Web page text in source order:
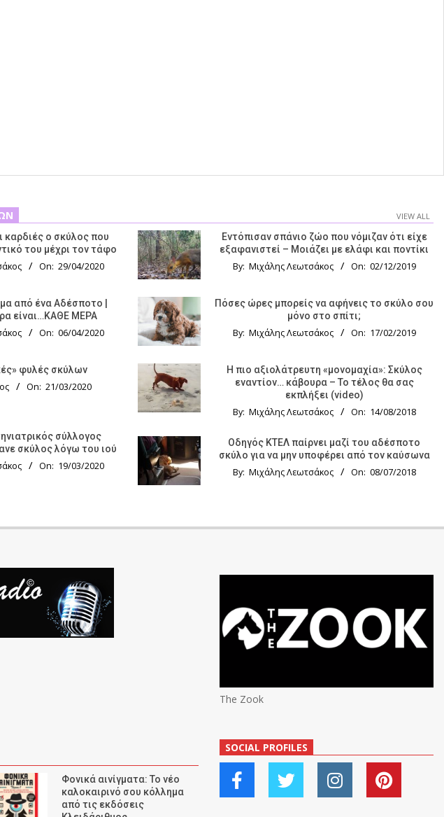
VIEW ALL
καρδιές ο σκύλος που
του μέχρι τον τάφο
On: 29/04/2020
από ένα Αδέσποτο |
είναι…ΚΑΘΕ ΜΕΡΑ
On: 06/04/2020
φυλές σκύλων
On: 21/03/2020
σύλλογος
σκύλος λόγω του ιού
On: 19/03/2020
Εντόπισαν σπάνιο ζώο που νόμιζαν ότι είχε
εξαφανιστεί – Μοιάζει με ελάφι και ποντίκι
By: Μιχάλης Λεωτσάκος On: 02/12/2019
Πόσες ώρες μπορείς να αφήνεις το σκύλο σου
μόνο στο σπίτι;
By: Μιχάλης Λεωτσάκος On: 17/02/2019
Η πιο αξιολάτρευτη «μονομαχία»: Σκύλος
εναντίον… κάβουρα – Το τέλος θα σας
εκπλήξει (video)
By: Μιχάλης Λεωτσάκος On: 14/08/2018
Οδηγός KTΕΛ παίρνει μαζί του αδέσποτο
σκύλο για να μην υποφέρει από τον καύσωνα
By: Μιχάλης Λεωτσάκος On: 08/07/2018
Φονικά αινίγματα: Το νέο
καλοκαιρινό σου κόλλημα
από τις εκδόσεις
The Zook
SOCIAL PROFILES